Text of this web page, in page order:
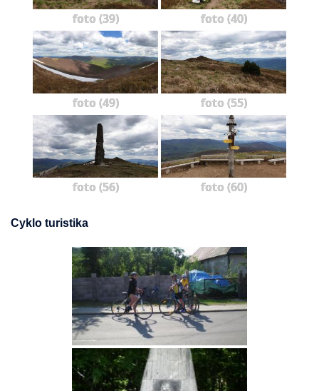
foto (39) foto (40)
foto (49) foto (55)
foto (56) foto (60)
Cyklo turistika